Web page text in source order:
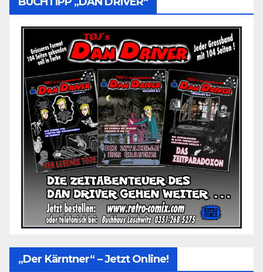
„Der Kärntner“ – Jetzt Online!